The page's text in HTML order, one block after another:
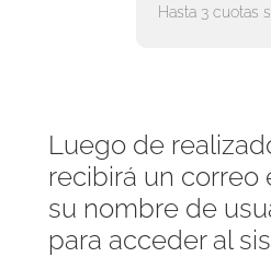
Hasta 3 cuotas
Luego de
recibirá un correo
su nombre de
para acceder al